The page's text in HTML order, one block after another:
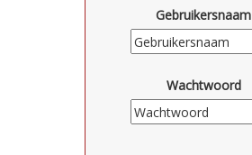
Gebruikersnaam
Wachtwoord